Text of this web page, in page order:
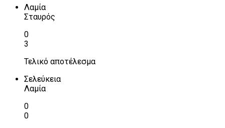
Λαμία
Σταυρός
0
3
Τελικό αποτέλεσμα
Σελεύκεια
Λαμία
0
0